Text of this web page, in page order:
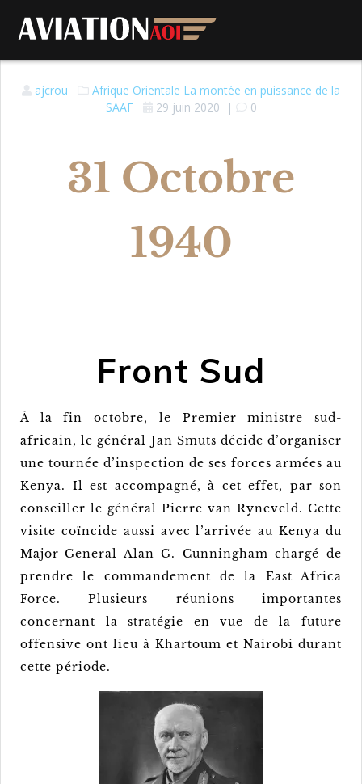
ajcrou Afrique Orientale La montée en puissance de la
SAAF
29 juin 2020 | 0
31 Octobre
1940
Front Sud
À la fin octobre, le Premier ministre sud-
africain, le général Jan Smuts décide d’organiser
une tournée d’inspection de ses forces armées au
Kenya. Il est accompagné, à cet effet, par son
conseiller le général Pierre van Ryneveld. Cette
visite coïncide aussi avec l’arrivée au Kenya du
Major-General Alan G. Cunningham chargé de
prendre le commandement de la East Africa
Force. Plusieurs réunions importantes
concernant la stratégie en vue de la future
offensive ont lieu à Khartoum et Nairobi durant
cette période.